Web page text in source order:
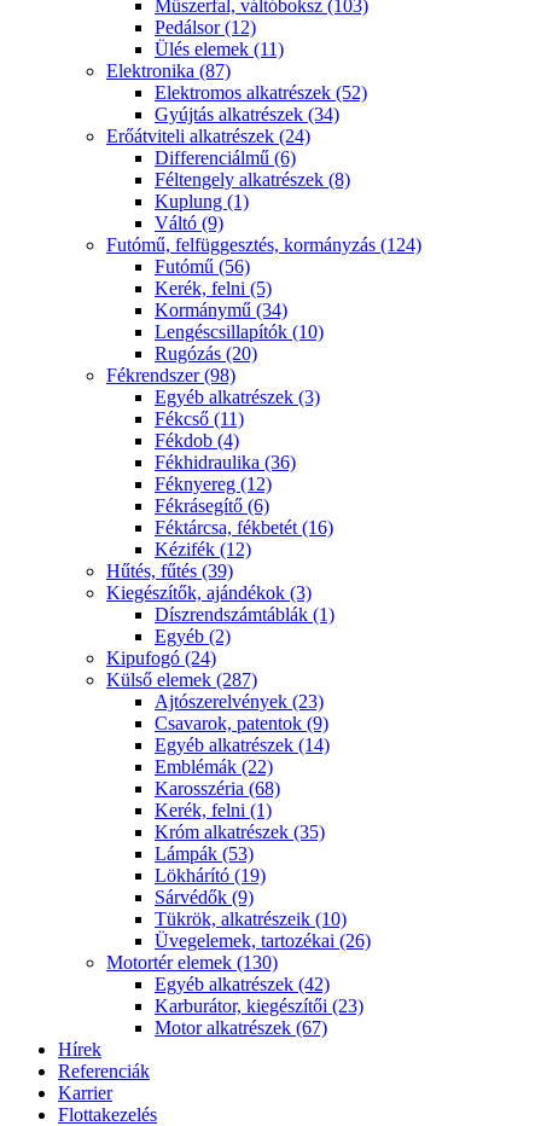
Műszerfal, váltóboksz (103)
Pedálsor (12)
Ülés elemek (11)
Elektronika (87)
Elektromos alkatrészek (52)
Gyújtás alkatrészek (34)
Erőátviteli alkatrészek (24)
Differenciálmű (6)
Féltengely alkatrészek (8)
Kuplung (1)
Váltó (9)
Futómű, felfüggesztés, kormányzás (124)
Futómű (56)
Kerék, felni (5)
Kormánymű (34)
Lengéscsillapítók (10)
Rugózás (20)
Fékrendszer (98)
Egyéb alkatrészek (3)
Fékcső (11)
Fékdob (4)
Fékhidraulika (36)
Féknyereg (12)
Fékrásegítő (6)
Féktárcsa, fékbetét (16)
Kézifék (12)
Hűtés, fűtés (39)
Kiegészítők, ajándékok (3)
Díszrendszámtáblák (1)
Egyéb (2)
Kipufogó (24)
Külső elemek (287)
Ajtószerelvények (23)
Csavarok, patentok (9)
Egyéb alkatrészek (14)
Emblémák (22)
Karosszéria (68)
Kerék, felni (1)
Króm alkatrészek (35)
Lámpák (53)
Lökhárító (19)
Sárvédők (9)
Tükrök, alkatrészeik (10)
Üvegelemek, tartozékai (26)
Motortér elemek (130)
Egyéb alkatrészek (42)
Karburátor, kiegészítői (23)
Motor alkatrészek (67)
Hírek
Referenciák
Karrier
Flottakezelés